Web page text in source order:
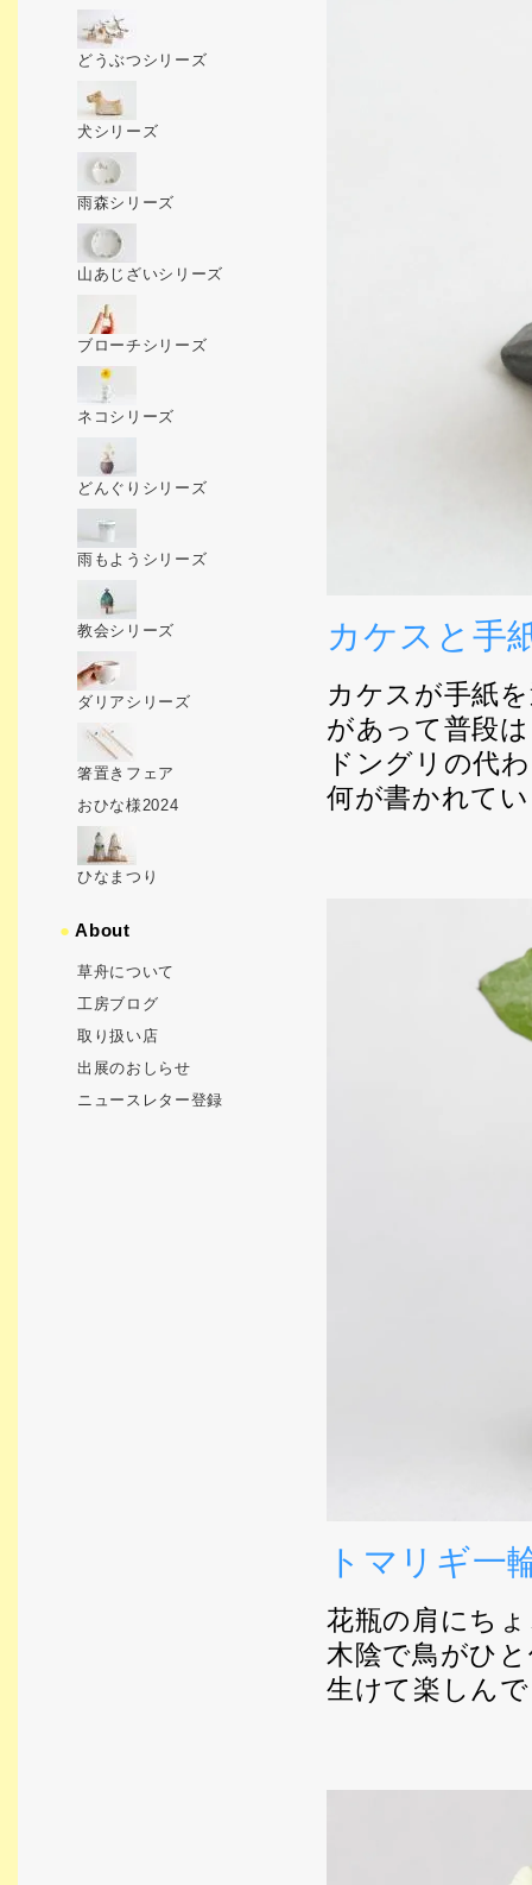
カケスと手
カケスが手紙
があって普段
ドングリの代
何が書かれて
トマリギ一
花瓶の肩にち
木陰で鳥がひ
生けて楽しん
どうぶつシリーズ
犬シリーズ
雨森シリーズ
山あじざいシリーズ
ブローチシリーズ
ネコシリーズ
どんぐりシリーズ
雨もようシリーズ
教会シリーズ
ダリアシリーズ
箸置きフェア
おひな様2024
ひなまつり
●About
草舟について
工房ブログ
取り扱い店
出展のおしらせ
ニュースレター登録